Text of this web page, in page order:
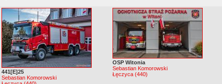
441[E]25
Sebastian Komorowski
OSP Witonia
Sebastian Komorowski
Łęczyca (440)